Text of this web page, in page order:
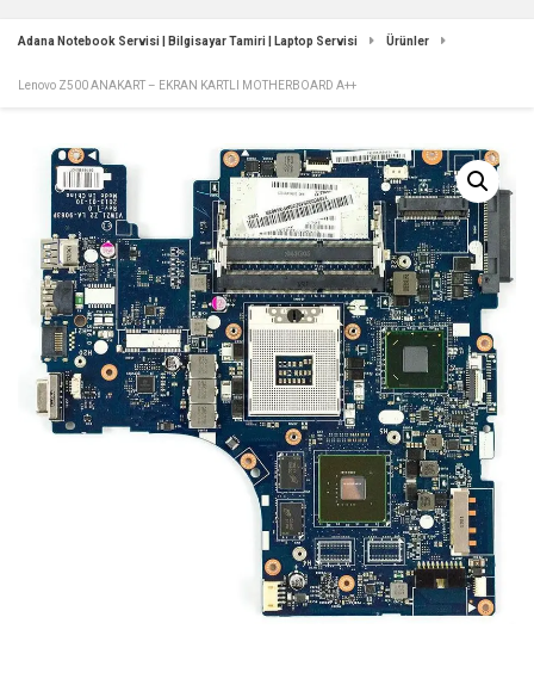
Adana Notebook Servisi | Bilgisayar Tamiri | Laptop Servisi Ürünler
Lenovo Z500 ANAKART – EKRAN KARTLI MOTHERBOARD A++